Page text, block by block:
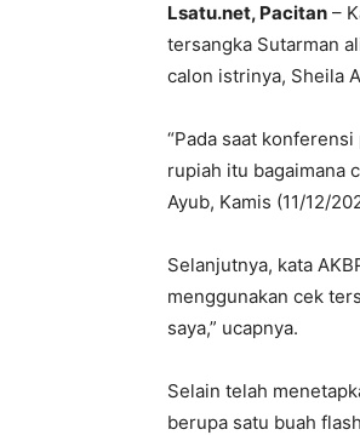
Lsatu.net, Pacitan –
tersangka Sutarman
calon istrinya, Sheila
“Pada saat
rupiah itu bagaimana
Ayub, Kamis (11/12/
Selanjutnya, kata
menggunakan cek
saya,” ucapnya.
Selain telah
berupa satu buah